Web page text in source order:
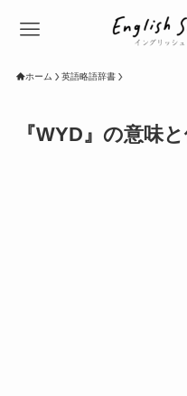
ホーム 英語略語辞書
『WYD』の意味